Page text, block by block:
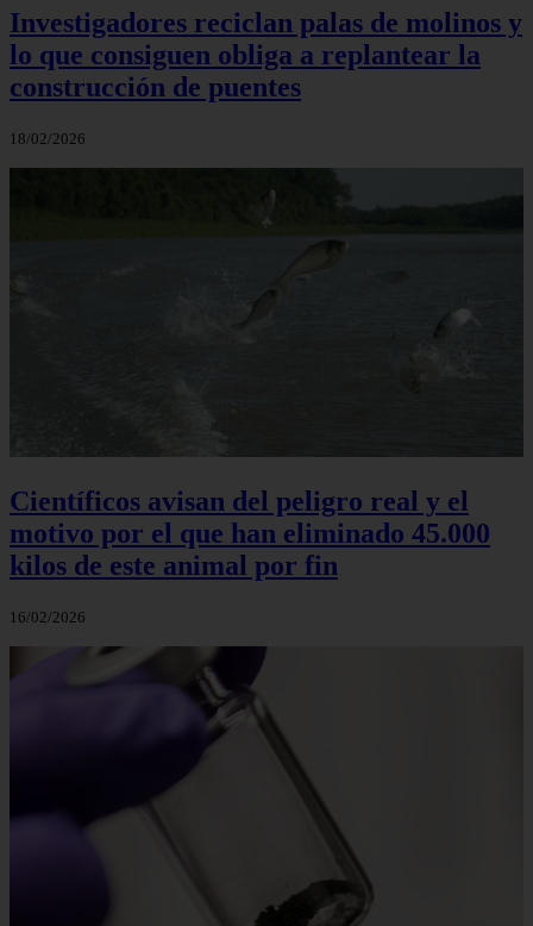
Investigadores reciclan palas de molinos y
lo que consiguen obliga a replantear la
construcción de puentes
18/02/2026
Científicos avisan del peligro real y el
motivo por el que han eliminado 45.000
kilos de este animal por fin
16/02/2026